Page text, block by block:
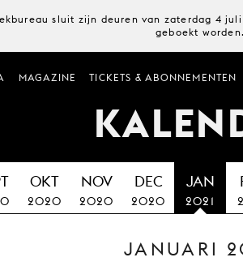
sluit zijn deuren van zaterdag 4
geboekt worden.
MAGAZINE TICKETS & ABONNEMENTEN
OKT
2020
NOV
2020
DEC
2020
JAN
2021
JANUARI